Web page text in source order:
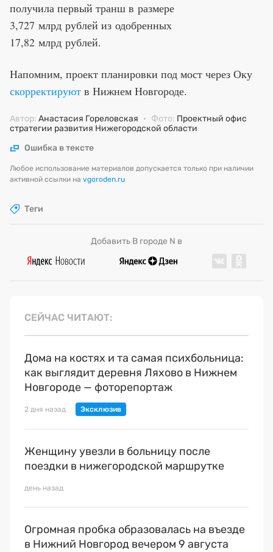
получила первый транш в размере
3,727 млрд рублей из одобренных
17,82 млрд рублей.
Напомним, проект планировки под мост через Оку
скорректируют в Нижнем Новгороде.
Автор: Анастасия Гореловская · Фото: Проектный офис
стратегии развития Нижегородской области
Ошибка в тексте
Любое использование материалов допускается только при наличии
активной ссылки на vgoroden.ru
Теги
Добавить В городе N в
СЕЙЧАС ЧИТАЮТ
Дома на костях и та самая психбольница:
как выглядит деревня Ляхово в Нижнем
Новгороде — фоторепортаж
2 дня назад
Женщину увезли в больницу после
поездки в нижегородской маршрутке
день назад
Огромная пробка образовалась на въезде
в Нижний Новгород вечером 9 августа